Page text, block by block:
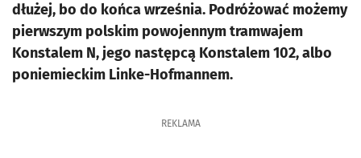
dłużej, bo do końca września. Podróżować możemy
pierwszym polskim powojennym tramwajem
Konstalem N, jego następcą Konstalem 102, albo
poniemieckim Linke-Hofmannem.
REKLAMA